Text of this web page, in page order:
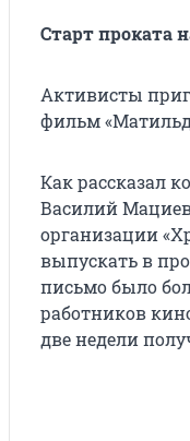
Старт проката
Активисты
фильм
Как рассказал
Василий
организации
выпускать в
письмо было
работников
две недели